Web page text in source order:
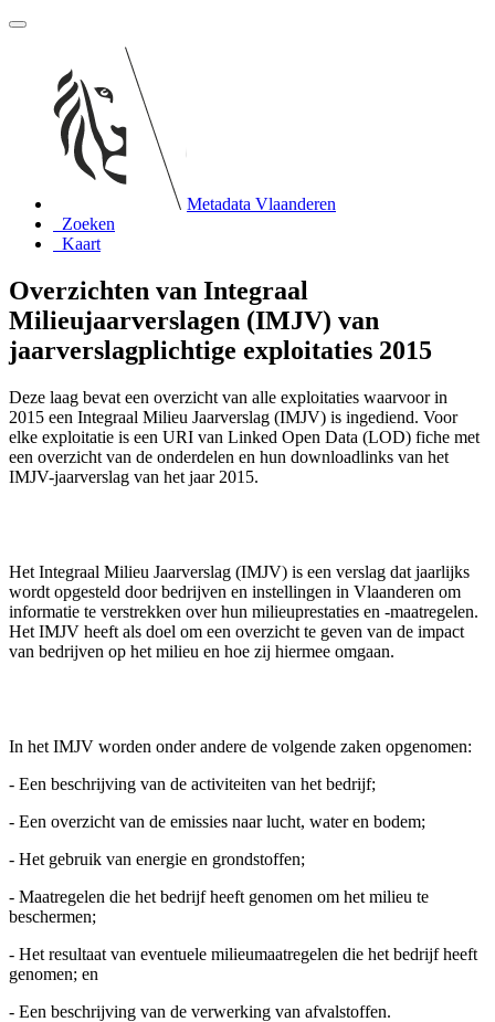
Metadata Vlaanderen
Zoeken
Kaart
Overzichten van Integraal
Milieujaarverslagen (IMJV) van
jaarverslagplichtige exploitaties 2015
Deze laag bevat een overzicht van alle exploitaties waarvoor in
2015 een Integraal Milieu Jaarverslag (IMJV) is ingediend. Voor
elke exploitatie is een URI van Linked Open Data (LOD) fiche met
een overzicht van de onderdelen en hun downloadlinks van het
IMJV-jaarverslag van het jaar 2015.
Het Integraal Milieu Jaarverslag (IMJV) is een verslag dat jaarlijks
wordt opgesteld door bedrijven en instellingen in Vlaanderen om
informatie te verstrekken over hun milieuprestaties en -maatregelen.
Het IMJV heeft als doel om een overzicht te geven van de impact
van bedrijven op het milieu en hoe zij hiermee omgaan.
In het IMJV worden onder andere de volgende zaken opgenomen:
- Een beschrijving van de activiteiten van het bedrijf;
- Een overzicht van de emissies naar lucht, water en bodem;
- Het gebruik van energie en grondstoffen;
- Maatregelen die het bedrijf heeft genomen om het milieu te
beschermen;
- Het resultaat van eventuele milieumaatregelen die het bedrijf heeft
genomen; en
- Een beschrijving van de verwerking van afvalstoffen.